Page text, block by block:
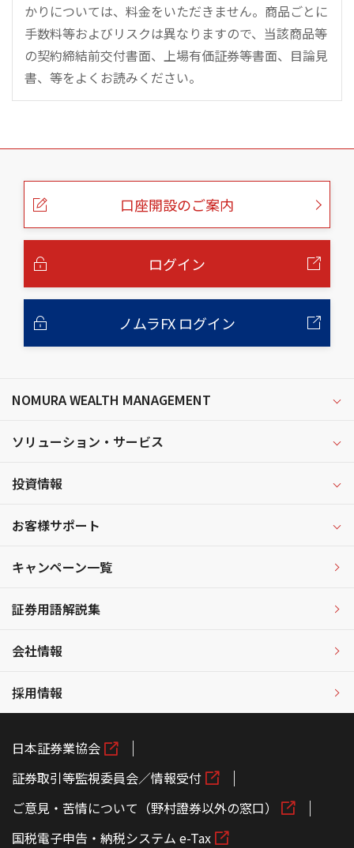
かりについては、料金をいただきません。商品ごとに
手数料等およびリスクは異なりますので、当該商品等
の契約締結前交付書面、上場有価証券等書面、目論見
書、等をよくお読みください。
こ
口座開設のご案内
ログイン
ノムラFX ログイン
NOMURA WEALTH MANAGEMENT
ソリューション・サービス
投資情報
お客様サポート
キャンペーン一覧
証券用語解説集
会社情報
採用情報
日本証券業協会
証券取引等監視委員会／情報受付
ご意見・苦情について（野村證券以外の窓口）
国税電子申告・納税システム e-Tax